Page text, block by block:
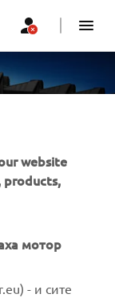
Yamaha
p ... Show More
website
products,
мотор
- и сите